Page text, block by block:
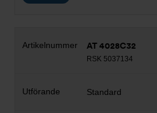
AT 4028C32
RSK 5037134
Standard